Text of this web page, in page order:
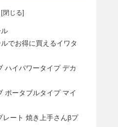
でお得に買えるイワタ
ハイパワータイプ デカ
ポータブルタイプ マイ
レート 焼き上手さんβプ